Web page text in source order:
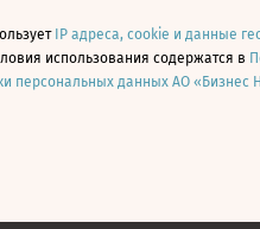
IP адреса, cookie и данные
использования содержатся в
персональных данных АО «Бизнес